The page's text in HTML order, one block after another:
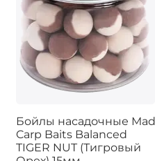
Бойлы насадочные Mad
Carp Baits Balanced
TIGER NUT (Тигровый